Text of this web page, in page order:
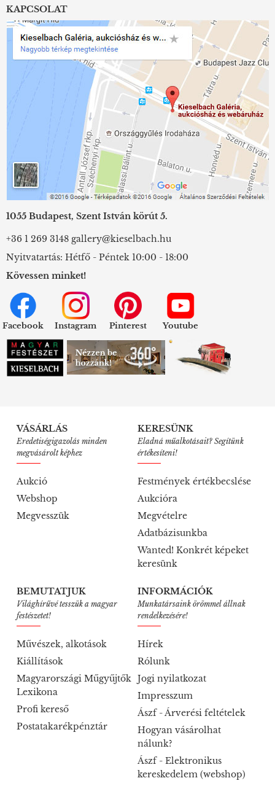
KAPCSOLAT
1055 Budapest, Szent István körút 5.
+36 1 269 3148 gallery@kieselbach.hu
Nyitvatartás: Hétfő - Péntek 10:00 - 18:00
Kövessen minket!
Facebook Instagram Pinterest Youtube
VÁSÁRLÁS
Eredetiségigazolás minden
megvásárolt képhez
Aukció
Webshop
Megvesszük
KERESÜNK
Eladná műalkotásait? Segítünk
értékesíteni!
Festmények értékbecslése
Aukcióra
Megvételre
Adatbázisunkba
Wanted! Konkrét képeket
keresünk
BEMUTATJUK
Világhírűvé tesszük a magyar
festészetet!
Művészek, alkotások
Kiállítások
Magyarországi Műgyűjtők
Lexikona
Profi kereső
Postatakarékpénztár
INFORMÁCIÓK
Munkatársaink örömmel állnak
rendelkezésére!
Hírek
Rólunk
Jogi nyilatkozat
Impresszum
Ászf - Árverési feltételek
Hogyan vásárolhat
nálunk?
Ászf - Elektronikus
kereskedelem (webshop)